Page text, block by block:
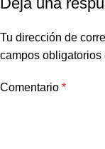
Tu dirección de
campos obligatorios
Comentario *